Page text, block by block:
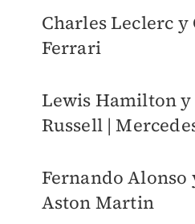
Charles Leclerc y
Ferrari
Lewis Hamilton y
Russell |
Fernando Alonso
Aston Martin